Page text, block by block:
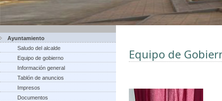
Ayuntamiento
Saludo del alcalde
Equipo de gobierno
Información general
Tablón de anuncios
Impresos
Documentos
Equipo de